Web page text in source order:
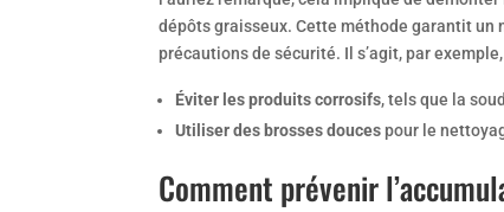
dépôts graisseux. Cette méthode garantit un
précautions de sécurité. Il s’agit, par exemple,
Éviter les produits corrosifs, tels que la
Utiliser des brosses douces pour le
Comment prévenir